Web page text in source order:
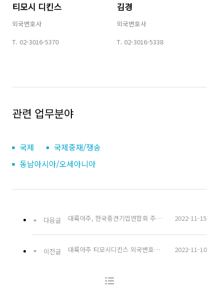
공유하기
티모시 디킨스
외국변호사
T. 02-3016-5370
김경
외국변호사
T. 02-3016-5338
관련 업무분야
국제
국제중재/쟁송
동남아시아/오세아니아
다음글 대륙아주, 한국중견기업연합회 주최 KEY-Point 세미나 2022-11-15
이전글 대륙아주 티모시디킨스 외국변호사, 한-아프리카 비즈니스 스쿨 강연 2022-11-10